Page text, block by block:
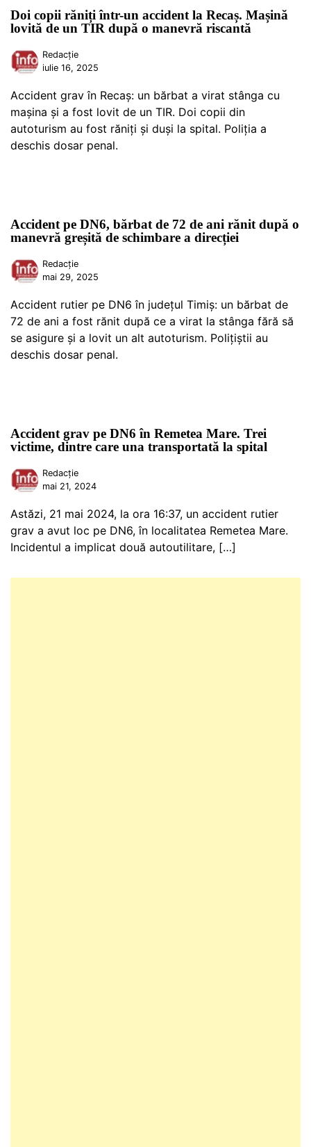
Doi copii răniți într-un accident la Recaș. Mașină
lovită de un TIR după o manevră riscantă
Redacție
iulie 16, 2025
Accident grav în Recaș: un bărbat a virat stânga cu
mașina și a fost lovit de un TIR. Doi copii din
autoturism au fost răniți și duși la spital. Poliția a
deschis dosar penal.
Accident pe DN6, bărbat de 72 de ani rănit după o
manevră greșită de schimbare a direcției
Redacție
mai 29, 2025
Accident rutier pe DN6 în județul Timiș: un bărbat de
72 de ani a fost rănit după ce a virat la stânga fără să
se asigure și a lovit un alt autoturism. Polițiștii au
deschis dosar penal.
Accident grav pe DN6 în Remetea Mare. Trei
victime, dintre care una transportată la spital
Redacție
mai 21, 2024
Astăzi, 21 mai 2024, la ora 16:37, un accident rutier
grav a avut loc pe DN6, în localitatea Remetea Mare.
Incidentul a implicat două autoutilitare, […]